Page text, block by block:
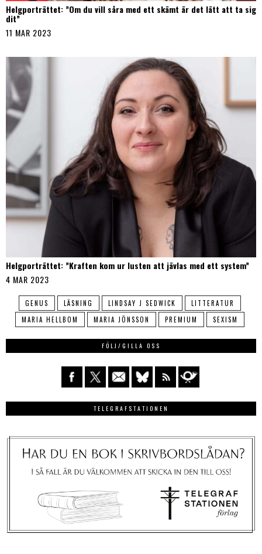
Helgporträttet: ”Om du vill såra med ett skämt är det lätt att ta sig
dit”
11 MAR 2023
Helgporträttet: ”Kraften kom ur lusten att jävlas med ett system”
4 MAR 2023
GENUS LÄSNING LINDSAY J SEDWICK
LITTERATUR
MARIA HELLBOM
MARIA JÖNSSON PREMIUM SEXISM
FÖLJ/GILLA OSS
TELEGRAFSTATIONEN